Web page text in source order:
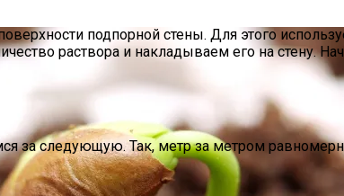
подпорной стены. Для этого
раствора и накладываем его на стену.
за следующую. Так, метр за метром